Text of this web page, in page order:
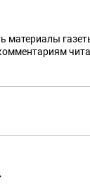
материалы